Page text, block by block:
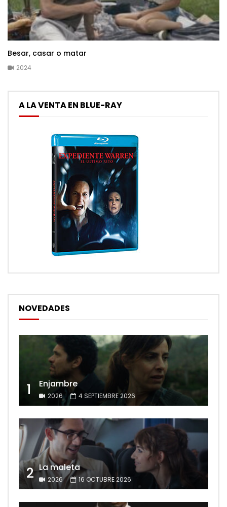
Besar, casar o matar
2024
A LA VENTA EN BLUE-RAY
NOVEDADES
1 Enjambre
2026 4 SEPTIEMBRE 2026
2 La maleta
2026 16 OCTUBRE 2026